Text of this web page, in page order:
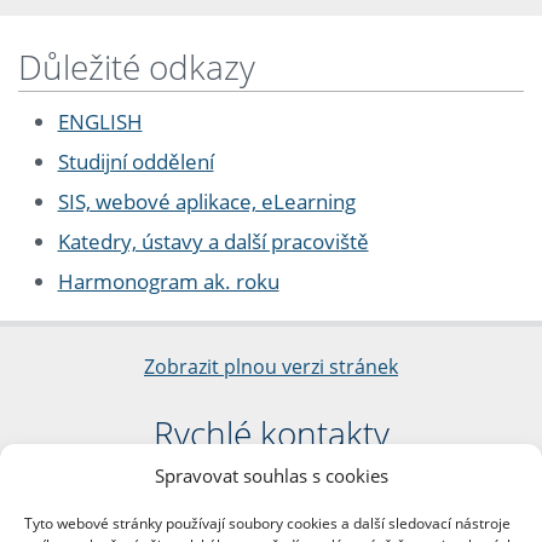
Spravovat souhlas s cookies
Tyto webové stránky používají soubory cookies a další sledovací nástroje
Důležité odkazy
ENGLISH
Studijní oddělení
SIS, webové aplikace, eLearning
Katedry, ústavy a další pracoviště
Harmonogram ak. roku
Zobrazit plnou verzi stránek
Rychlé kontakty
Filozofická fakulta
nám. Jana Palacha 1/2